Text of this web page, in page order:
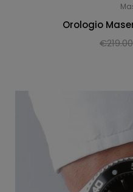
Orologio
€219.00